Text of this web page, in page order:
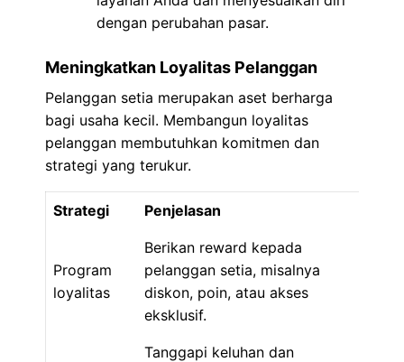
dengan perubahan pasar.
Meningkatkan Loyalitas Pelanggan
Pelanggan setia merupakan aset berharga
bagi usaha kecil. Membangun loyalitas
pelanggan membutuhkan komitmen dan
strategi yang terukur.
Strategi Penjelasan
Program
loyalitas
Berikan reward kepada
pelanggan setia, misalnya
diskon, poin, atau akses
eksklusif.
Tanggapi keluhan dan